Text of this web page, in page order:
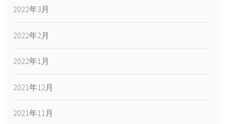
2022年3月
2022年2月
2022年1月
2021年12月
2021年11月